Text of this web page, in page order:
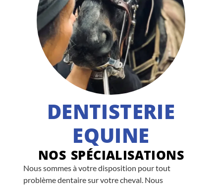
DENTISTERIE
EQUINE
NOS SPÉCIALISATIONS
Nous sommes à votre disposition pour tout
problème dentaire sur votre cheval. Nous